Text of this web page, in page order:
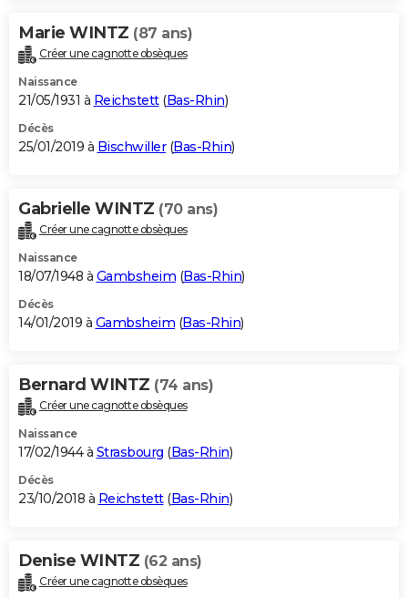
Marie WINTZ (87 ans)
Créer une cagnotte obsèques
Naissance
21/05/1931 à Reichstett(Bas-Rhin)
Décès
25/01/2019 à Bischwiller(Bas-Rhin)
Gabrielle WINTZ (70 ans)
Créer une cagnotte obsèques
Naissance
18/07/1948 à Gambsheim (Bas-Rhin)
Décès
14/01/2019 à Gambsheim (Bas-Rhin)
Bernard WINTZ (74 ans)
Créer une cagnotte obsèques
Naissance
17/02/1944 à Strasbourg (Bas-Rhin)
Décès
23/10/2018 à Reichstett(Bas-Rhin)
Denise WINTZ (62 ans)
Créer une cagnotte obsèques